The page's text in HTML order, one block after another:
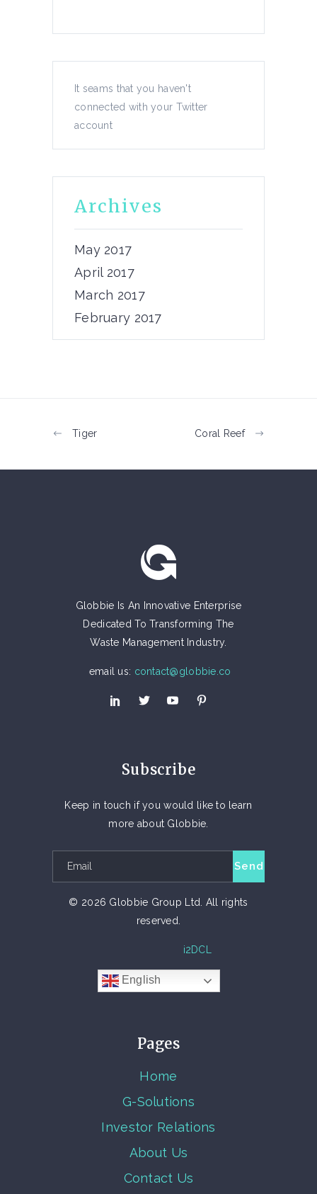
Energy Nature
Atmosphere
Lorem ipsum dolor sit amet,
Travel
Biosphere
Lorem ipsum dolor sit amet,
consectetur adipiscing...
by Admin
It seams that you haven't
connected with your Twitter
account
Archives
May 2017
April 2017
March 2017
February 2017
Tiger Coral Reef
Globbie Is An Innovative Enterprise
Dedicated To Transforming The
Waste Management Industry.
email us: contact@globbie.co
Subscribe
Keep in touch if you would like to learn
more about Globbie.
© 2026 Globbie Group Ltd. All rights
reserved.
i2DCL
English
Pages
Home
G-Solutions
Investor Relations
About Us
Contact Us